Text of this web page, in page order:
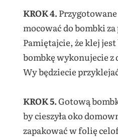
KROK 4.
mocować do bombki za
Pamiętajcie, że klej
bombkę wykonujecie
Wy będziecie
KROK 5.Gotową
by cieszyła oko
zapakować wfolię